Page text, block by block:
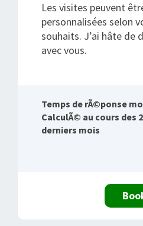
Les visites peuvent
personnalisées selon
souhaits. J’ai hâte de
avec vous.
Temps de rÃ©ponse
CalculÃ© au cours des 2
derniers mois